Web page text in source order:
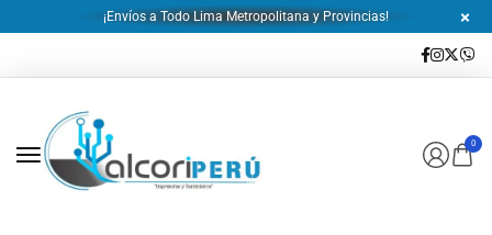
¡Envíos a Todo Lima Metropolitana y Provincias!
0